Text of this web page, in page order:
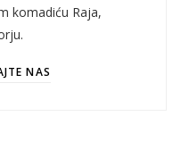
komadiću Raja,
NAS